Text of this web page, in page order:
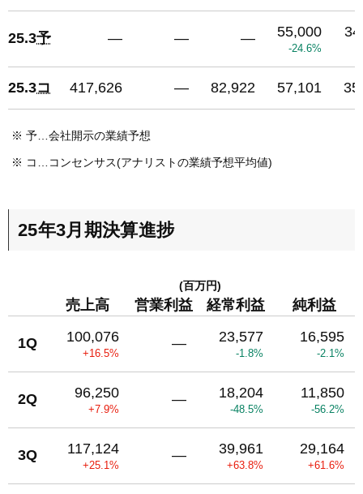
25.3予 ― ― ― 55,000
-24.6%
25.3コ 417,626 ― 82,922 57,101
※ 予…会社開示の業績予想
※ コ…コンセンサス(アナリストの業績予想平均値)
25年3月期決算進捗
(百万円)
売上高 営業利益 経常利益 純利益
1Q 100,076
+16.5%
― 23,577
-1.8%
16,595
-2.1%
2Q 96,250
+7.9%
― 18,204
-48.5%
11,850
-56.2%
3Q 117,124
+25.1%
― 39,961
+63.8%
29,164
+61.6%